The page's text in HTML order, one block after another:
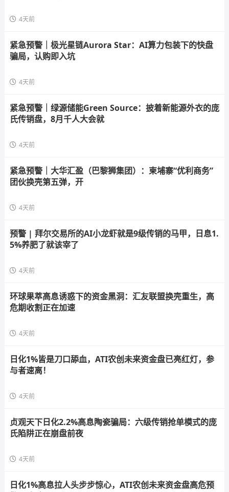
4天前
紧急预警｜极光星链Aurora Star：AI算力包装下的快盘
骗局，认购即入坑
4天前
紧急预警｜绿源储能Green Source：披着新能源外衣的庞
氏传销盘，8月千人大会就
4天前
紧急预警｜大华汇盈（巴黎狮集团）：柬埔寨“优利商务”
团伙换壳第五弹，开
4天前
预警 | 拜尔交易所的AI小龙虾就是9级传销的马甲，日息1.
5%养肥了就该宰了
4天前
环球果萃高息诱惑下的资金黑洞：汇友联盟换壳重生，高
危期收割正在加速
4天前
日化1%皆是刀口舔血，ATI农创未来资金盘已亮红灯，参
与者速离！
4天前
贞观天下日化2.2%高息陶瓷骗局：六级传销抢单模式的庞
氏陷阱正在崩盘前夜
4天前
日化1%高息拉人头步步惊心，ATI农创未来资金盘高危预